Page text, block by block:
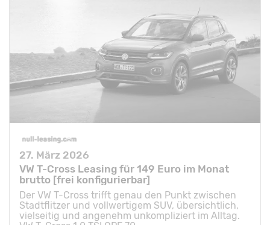
27. März 2026
VW T-Cross Leasing für 149 Euro im Monat
brutto [frei konfigurierbar]
Der VW T-Cross trifft genau den Punkt zwischen
Stadtflitzer und vollwertigem SUV, übersichtlich,
vielseitig und angenehm unkompliziert im Alltag.